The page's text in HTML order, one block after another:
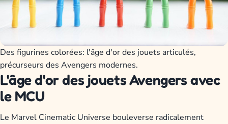
Des figurines colorées: l'âge d'or des jouets articulés,
précurseurs des Avengers modernes.
L'âge d'or des jouets Avengers avec
le MCU
Le Marvel Cinematic Universe bouleverse radicalement